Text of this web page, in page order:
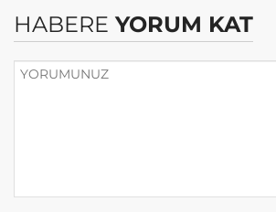
HABERE YORUM KAT